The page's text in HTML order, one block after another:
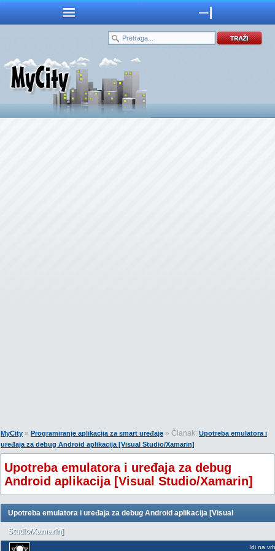
MyCity » Programiranje aplikacija za smart uređaje » Članak: Upotreba emulatora i
uređaja za debug Android aplikacija [Visual Studio/Xamarin]
Upotreba emulatora i uređaja za debug
Android aplikacija [Visual Studio/Xamarin]
Upotreba emulatora i uređaja za debug Android aplikacija [Visual
Studio/Xamarin]
Idi na vrh